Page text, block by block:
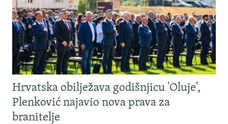
Hrvatska obilježava godišnjicu 'Oluje',
Plenković najavio nova prava za
branitelje